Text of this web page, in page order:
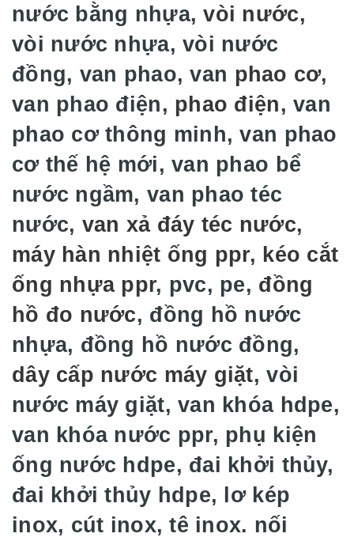
nước bằng nhựa,vòi nước,
vòi nước nhựa, vòi nước
đồng, van phao, van phao cơ,
van phao điện, phao điện, van
phao cơ thông minh, van phao
cơ thế hệ mới, van phao bể
nước ngầm, van phao téc
nước, van xả đáy téc nước,
máy hàn nhiệt ống ppr, kéo cắt
ống nhựa ppr, pvc, pe, đồng
hồ đo nước, đồng hồ nước
nhựa, đồng hồ nước đồng,
dây cấp nước máy giặt, vòi
nước máy giặt, van khóa hdpe,
van khóa nước ppr, phụ kiện
ống nước hdpe, đai khởi thủy,
đai khởi thủy hdpe, lơ kép
inox, cút inox, tê inox. nối